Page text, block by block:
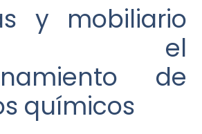
y mobiliario
el
de
químicos